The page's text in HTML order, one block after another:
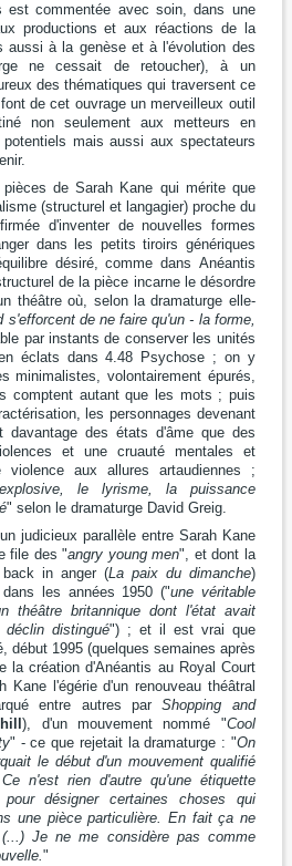
est commentée avec soin, dans une
productions et aux réactions de la
aussi à la genèse et à l'évolution des
ne cessait de retoucher), à un
des thématiques qui traversent ce
de cet ouvrage un merveilleux outil
non seulement aux metteurs en
mais aussi aux spectateurs
de Sarah Kane qui mérite que
(structurel et langagier) proche du
d'inventer de nouvelles formes
dans les petits tiroirs génériques
désiré, comme dans Anéantis
de la pièce incarne le désordre
théâtre où, selon la dramaturge elle-
s'efforcent de ne faire qu'un - la forme,
par instants de conserver les unités
éclats dans4.48 Psychose ; on y
minimalistes, volontairement épurés,
comptent autant que les mots ; puis
les personnages devenant
davantage des états d'âme que des
et une cruauté mentales et
violence aux allures artaudiennes ;
le lyrisme, la puissance
" selon le dramaturge David Greig.
judicieux parallèle entre Sarah Kane
file des "angry young men", et dont la
back in anger (La paix du dimanche)
les années 1950 ("une véritable
théâtre britannique dont l'état avait
distingué") ; et il est vrai que
début 1995 (quelques semaines après
la création d'Anéantis au Royal Court
Kane l'égérie d'un renouveau théâtral
entre autres parShopping and
), d'un mouvement nommé "Cool
" - ce que rejetait la dramaturge : "On
le début d'un mouvement qualifié
n'est rien d'autre qu'une étiquette
désigner certaines choses qui
une pièce particulière. En fait ça ne
Je ne me considère pas comme
"